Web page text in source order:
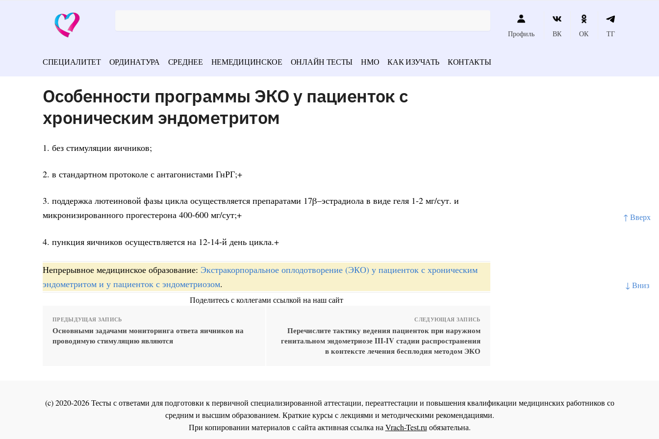
↑ Вверх
↓ Вниз
Профиль ВК ОК ТГ
СПЕЦИАЛИТЕТ ОРДИНАТУРА СРЕДНЕЕ НЕМЕДИЦИНСКОЕ ОНЛАЙН ТЕСТЫ НМО КАК ИЗУЧАТЬ КОНТАКТЫ
Особенности программы ЭКО у пациенток с
хроническим эндометритом
1. без стимуляции яичников;
2. в стандартном протоколе с антагонистами ГнРГ;+
3. поддержка лютеиновой фазы цикла осуществляется препаратами 17β–эстрадиола в виде геля 1-2 мг/сут. и
микронизированного прогестерона 400-600 мг/сут;+
4. пункция яичников осуществляется на 12-14-й день цикла.+
Непрерывное медицинское образование: Экстракорпоральное оплодотворение (ЭКО) у пациенток с хроническим
эндометритом и у пациенток с эндометриозом.
Поделитесь с коллегами ссылкой на наш сайт
ПРЕДЫДУЩАЯ ЗАПИСЬ
Основными задачами мониторинга ответа яичников на
проводимую стимуляцию являются
СЛЕДУЮЩАЯ ЗАПИСЬ
Перечислите тактику ведения пациенток при наружном
генитальном эндометриозе III-IV стадии распространения
в контексте лечения бесплодия методом ЭКО
(c) 2020-2026 Тесты с ответами для подготовки к первичной специализированной аттестации, переаттестации и повышения квалификации медицинских работников со
средним и высшим образованием. Краткие курсы с лекциями и методическими рекомендациями.
При копировании материалов с сайта активная ссылка наVrach-Test.ruобязательна.